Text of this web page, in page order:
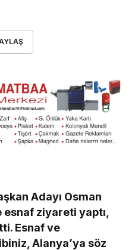
Adayı Osman
esnaf ziyareti yaptı,
Esnaf ve
Alanya’ya söz